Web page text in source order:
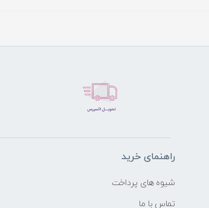
راهنمای خرید
شیوه های پرداخت
تماس با ما